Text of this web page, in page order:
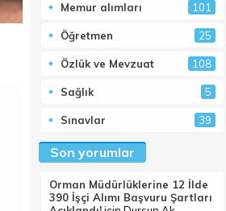
Memur alımları 101
Öğretmen 25
Özlük ve Mevzuat 108
Sağlık 5
Sınavlar 39
Son yorumlar
Orman Müdürlüklerine 12 İlde
390 İşçi Alımı Başvuru Şartları